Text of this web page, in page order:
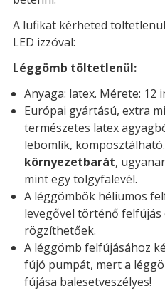
A lufikat kérheted t
LED izzóval:
Léggömb töltetlenül:
Anyaga: latex. Mérete: 12
Európai gyártású, extra
természetes latex
lebomlik,
környezetbarát,
mint egy tölgyfalevél.
A léggömbök héliumos
levegővel történő
rögzíthetőek.
A léggömb felfújásához
fújó pumpát, mert a
fújása balesetveszélyes!